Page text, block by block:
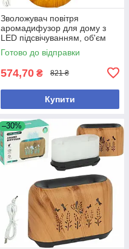
Зволожувач повітря
аромадифузор для дому з
LED підсвічуванням, об'єм
резервуара 100 мл з
автовідключенням
Готово до відправки
574,70 ₴ 821 ₴
Купити
–30%